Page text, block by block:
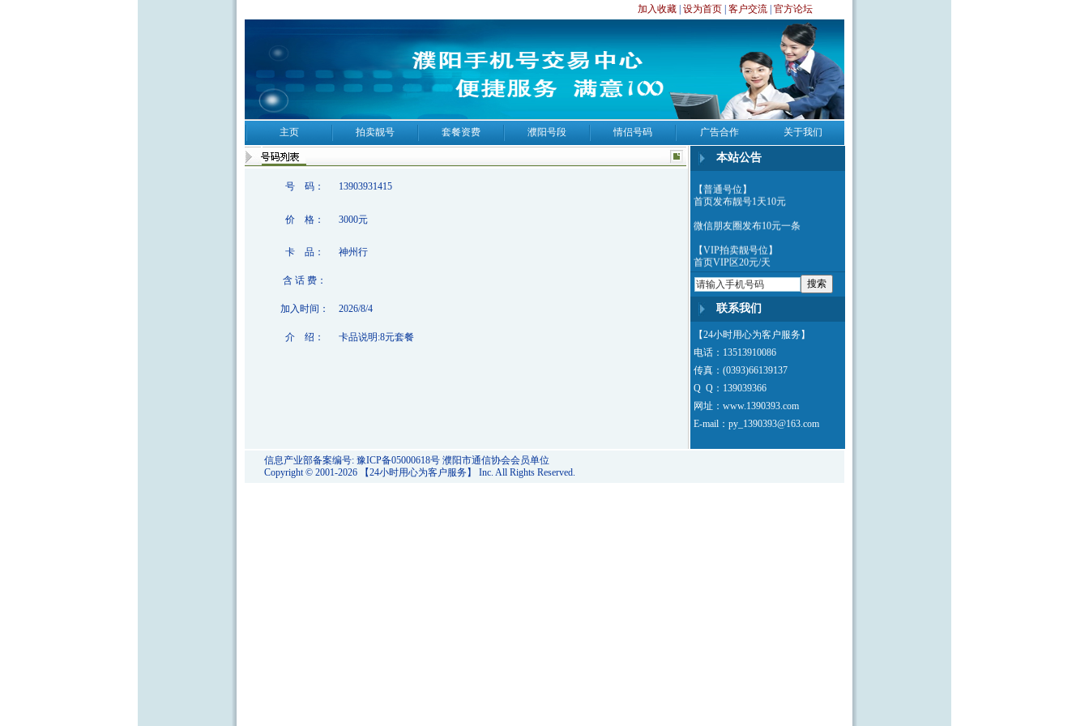
加入收藏 设为首页 客户交流 官方论坛
主页 拍卖靓号 套餐资费 濮阳号段 情侣号码 广告合作 关于我们
号 码： 13903931415
价 格： 3000元
卡 品： 神州行
含 话 费：
加入时间： 2026/8/4
介 绍： 卡品说明:8元套餐
本站公告
【普通号位】
首页发布靓号1天10元
微信朋友圈发布10元一条
【VIP拍卖靓号位】
首页VIP区20元/天
公司所有靓号通过微信确定号码未
出售，交订金200元后带身份证原
件来公司办理过户。
珍藏版1390393绝版靓号专营商...
专业为客户提供中介买卖服务,代
理发布吉祥手机靓号...
高价回收手机靓号...
主要经营绝版1390393,1380393靓
号，等更多AAAA靓号...
联系我们
【24小时用心为客户服务】
电话：13513910086
传真：(0393)66139137
Q Q：139039366
网址：www.1390393.com
E-mail：py_1390393@163.com
信息产业部备案编号: 豫ICP备05000618号 濮阳市通信协会会员单位
Copyright © 2001-2026 【24小时用心为客户服务】 Inc. All Rights Reserved.